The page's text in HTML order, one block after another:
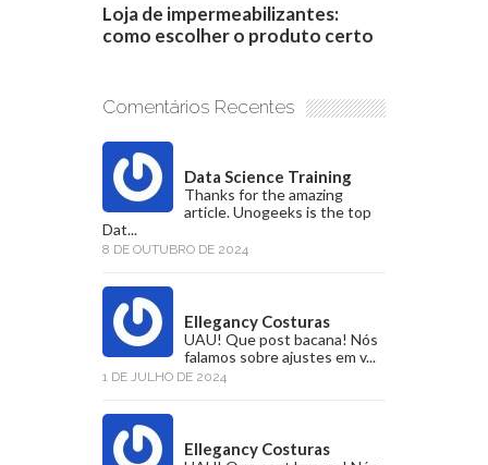
Loja de impermeabilizantes:
como escolher o produto certo
Comentários Recentes
Data Science Training
Thanks for the amazing
article. Unogeeks is the top
Dat...
8 DE OUTUBRO DE 2024
Ellegancy Costuras
UAU! Que post bacana! Nós
falamos sobre ajustes em v...
1 DE JULHO DE 2024
Ellegancy Costuras